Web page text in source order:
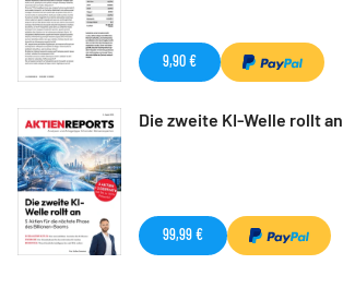
9,90 €
Die zweite KI-Welle rollt an
99,99 €